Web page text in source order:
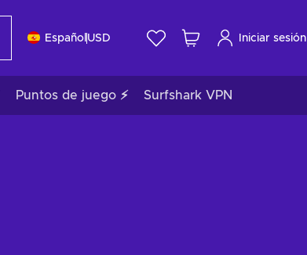
Español USD Iniciar sesión
Puntos de juego ⚡ Surfshark VPN